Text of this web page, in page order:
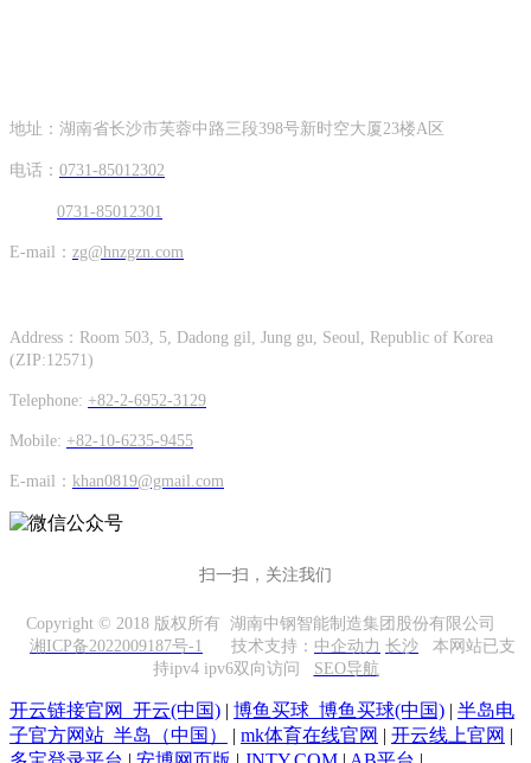
地址：湖南省长沙市芙蓉中路三段398号新时空大厦23楼A区
电话： 0731-85012302
0731-85012301
E-mail： zg@hnzgzn.com
Address：Room 503, 5, Dadong gil, Jung gu, Seoul, Republic of Korea
(ZIP:12571)
Telephone: +82-2-6952-3129
Mobile: +82-10-6235-9455
E-mail： khan0819@gmail.com
扫一扫，关注我们
Copyright © 2018 版权所有 湖南中钢智能制造集团股份有限公司
湘ICP备2022009187号-1
技术支持： 中企动力 长沙 本网站已支
持ipv4 ipv6双向访问 SEO导航
开云链接官网_开云(中国) | 博鱼买球_博鱼买球(中国) | 半岛电
子官方网站_半岛（中国）
| mk体育在线官网 | 开云线上官网 |